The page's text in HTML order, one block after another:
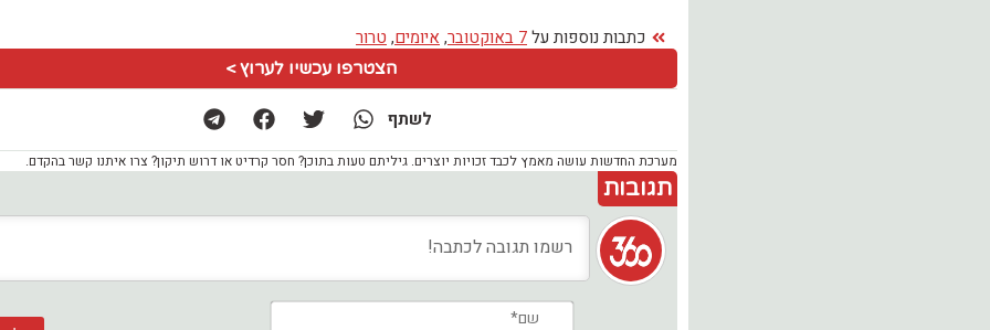
כתבות נוספות על7 באוקטובר , איומים, טרור
הצטרפו עכשיו לערוץ >
לשתף
מערכת החדשות עושה מאמץ לכבד זכויות יוצרים. גיליתם טעות בתוכן? חסר קרדיט או דרוש תיקון? צרו איתנו קשר בהקדם.
תגובות